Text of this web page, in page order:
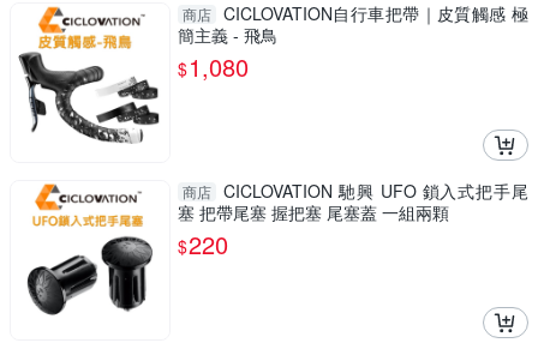
商店 CICLOVATION自行車把帶｜皮質觸感 極
簡主義 - 飛鳥
$1,080
商店 CICLOVATION 馳興 UFO 鎖入式把手尾
塞 把帶尾塞 握把塞 尾塞蓋 一組兩顆
$220